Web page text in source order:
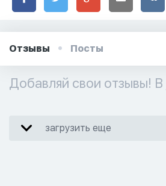
Отзывы Посты
Добавляй свои отзывы! В
загрузить еще